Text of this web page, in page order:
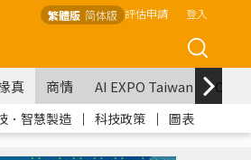
繁體版 简体版 評估申請 登入
真 商情 AI EXPO Taiwan
．智慧製造 ｜ 科技政策 ｜ 圖表